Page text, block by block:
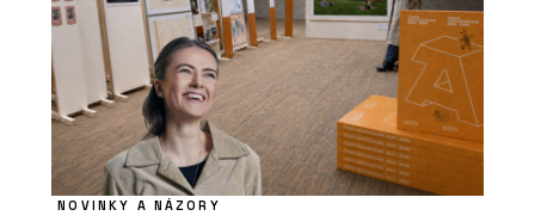
NOVINKY A NÁZORY